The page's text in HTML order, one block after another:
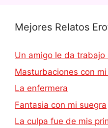
Mejores Relatos
Un amigo le da trabajo
Masturbaciones con
La enfermera
Fantasia con mi suegra
La culpa fue de mis